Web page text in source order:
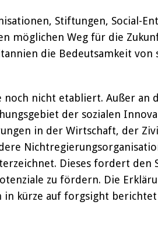
Stiftungen, Social-
Weg für die
die Bedeutsamkeit
nicht etabliert. Außer an
der sozialen
in der Wirtschaft, der
Dieses fordert den
zu fördern. Die
kürze auf forgsight